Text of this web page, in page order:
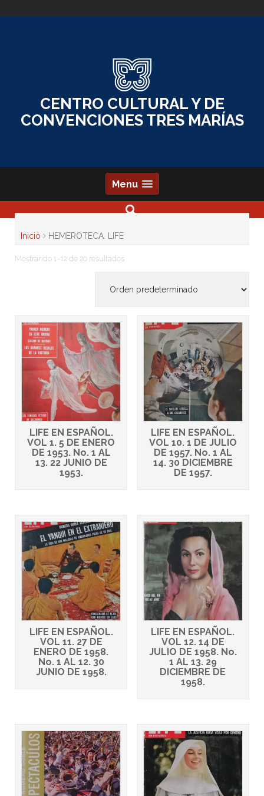
to
CENTRO CULTURAL Y DE
CONVENCIONES TRES MARÍAS
Menu
Inicio HEMEROTECA. LIFE
Mostrando 1–12 de 20 resultados
LIFE EN ESPAÑOL.
VOL 1. 5 DE ENERO
DE 1953. No. 1 AL
13. 22 JUNIO DE
1953.
LIFE EN ESPAÑOL.
VOL 10. 1 DE JULIO
DE 1957. No. 1 AL
14. 30 DICIEMBRE
DE 1957.
LIFE EN ESPAÑOL.
VOL 11. 27 DE
ENERO DE 1958.
No. 1 AL 12. 30
JUNIO DE 1958.
LIFE EN ESPAÑOL.
VOL 12. 14 DE
JULIO DE 1958. No.
1 AL 13. 29
DICIEMBRE DE
1958.